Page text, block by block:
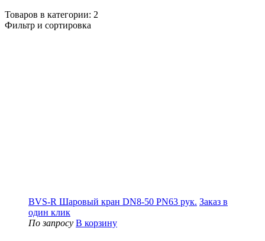
Товаров в категории: 2
Фильтр и сортировка
BVS-R Шаровый кран DN8-50 PN63 рук. Заказ в
один клик
По запросу В корзину